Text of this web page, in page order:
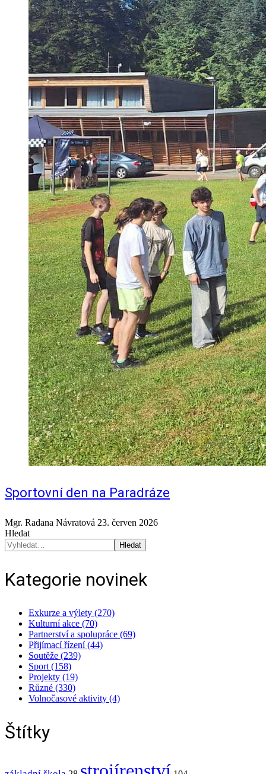
Sportovní den na Paradráze
Mgr. Radana Návratová 23. červen 2026
Hledat
Hledat
Kategorie novinek
Exkurze a výlety (270)
Kulturní akce (70)
Partnerství a spolupráce (69)
Přijímací řízení (44)
Soutěže (239)
Sport (158)
Projekty (19)
Různé (330)
Volnočasové aktivity (4)
Štítky